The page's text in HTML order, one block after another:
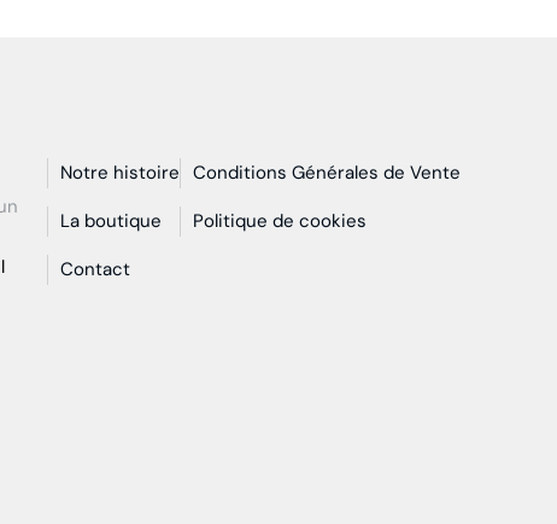
Notre histoire
La boutique
Contact
Conditions Générales de Vente
Politique de cookies